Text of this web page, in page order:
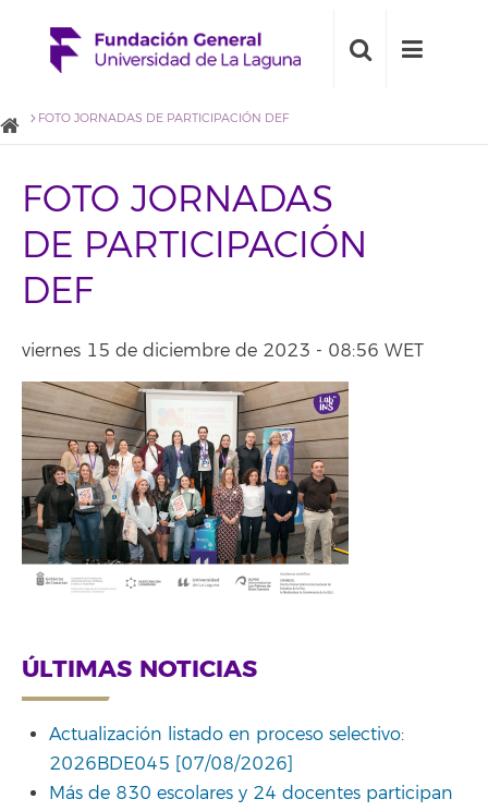
FOTO JORNADAS DE PARTICIPACIÓN DEF
FOTO JORNADAS
DE PARTICIPACIÓN
DEF
viernes 15 de diciembre de 2023 - 08:56 WET
ÚLTIMAS NOTICIAS
Actualización listado en proceso selectivo:
2026BDE045 [07/08/2026]
Más de 830 escolares y 24 docentes participan